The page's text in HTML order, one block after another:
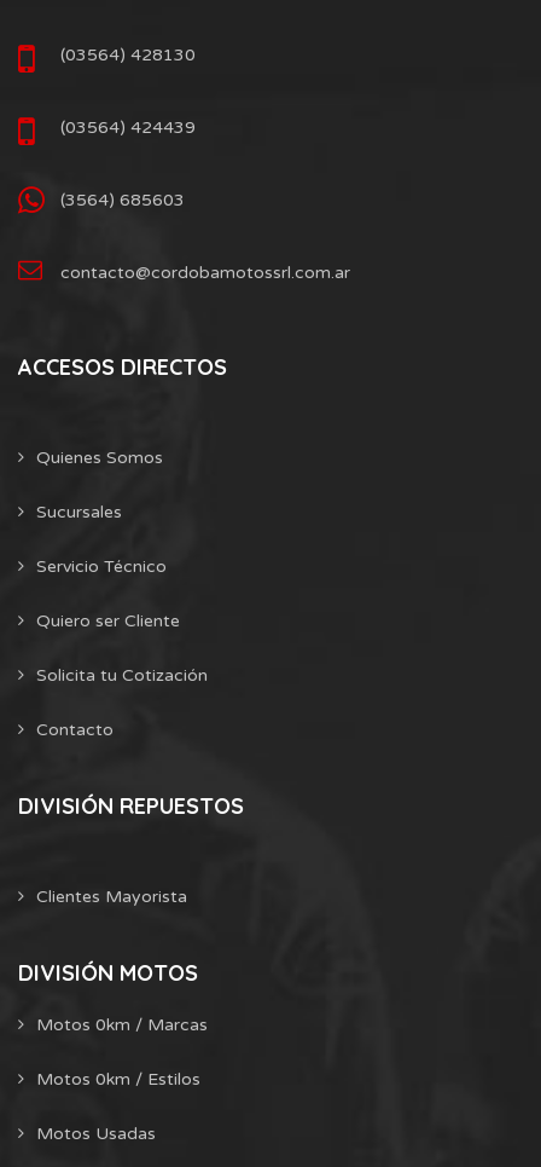
(03564) 428130
(03564) 424439
(3564) 685603
contacto@cordobamotossrl.com.ar
ACCESOS DIRECTOS
Quienes Somos
Sucursales
Servicio Técnico
Quiero ser Cliente
Solicita tu Cotización
Contacto
DIVISIÓN REPUESTOS
Clientes Mayorista
DIVISIÓN MOTOS
Motos 0km / Marcas
Motos 0km / Estilos
Motos Usadas